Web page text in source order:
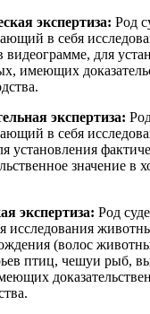
экспертиза: Род
в себя
видеограмме, для
имеющих
экспертиза:
в себя
установления
значение в
экспертиза: Род
исследования
(волос
птиц, чешуи рыб,